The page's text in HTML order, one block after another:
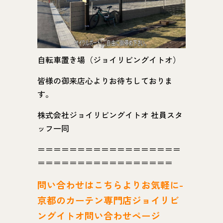
自転車置き場（ジョイリビングイトオ）
皆様の御来店心よりお待ちしておりま
す。
株式会社ジョイリビングイトオ 社員スタ
ッフ一同
＝＝＝＝＝＝＝＝＝＝＝＝＝＝＝＝＝＝
＝＝＝＝＝＝＝＝＝＝＝＝＝＝＝＝＝
問い合わせはこちらよりお気軽に-
京都のカーテン専門店ジョイリビ
ングイトオ問い合わせページ